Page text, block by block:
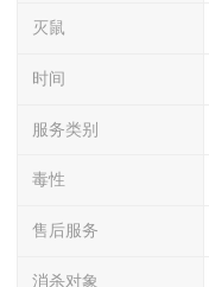
灭鼠
时间
服务类别
毒性
售后服务
消杀对象